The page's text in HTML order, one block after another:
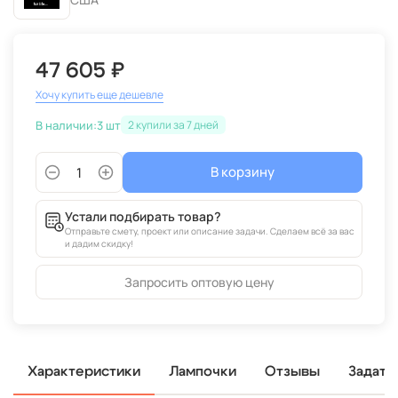
47 605 ₽
Хочу купить еще дешевле
В наличии:3 шт 2
В корзину
Устали подбирать товар?
Отправьте смету, проект или описание задачи. Сделаем всё за вас
и дадим скидку!
Запросить оптовую цену
Характеристики Лампочки Отзывы